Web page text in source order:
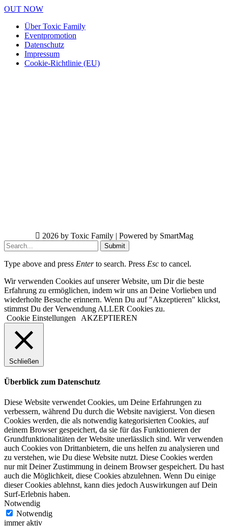
OUT NOW
Über Toxic Family
Eventpromotion
Datenschutz
Impressum
Cookie-Richtlinie (EU)
2026 by Toxic Family | Powered by SmartMag
Submit
Type above and press Enterto search. Press Esc to cancel.
Wir verwenden Cookies auf unserer Website, um Dir die beste
Erfahrung zu ermöglichen, indem wir uns an Deine Vorlieben und
wiederholte Besuche erinnern. Wenn Du auf "Akzeptieren" klickst,
stimmst Du der Verwendung ALLER Cookies zu.
Cookie Einstellungen
AKZEPTIEREN
Schließen
Überblick zum Datenschutz
Diese Website verwendet Cookies, um Deine Erfahrungen zu
verbessern, während Du durch die Website navigierst. Von diesen
Cookies werden, die als notwendig kategorisierten Cookies, auf
deinem Browser gespeichert, da sie für das Funktionieren der
Grundfunktionalitäten der Website unerlässlich sind. Wir verwenden
auch Cookies von Drittanbietern, die uns helfen zu analysieren und
zu verstehen, wie Du diese Website nutzt. Diese Cookies werden
nur mit Deiner Zustimmung in deinem Browser gespeichert. Du hast
auch die Möglichkeit, diese Cookies abzulehnen. Wenn Du einige
dieser Cookies ablehnst, kann dies jedoch Auswirkungen auf Dein
Surf-Erlebnis haben.
Notwendig
Notwendig
immer aktiv